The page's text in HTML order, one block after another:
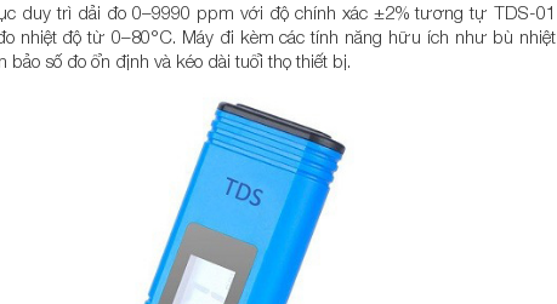
duy trì dải đo 0–9990 ppm với độ chính xác ±2% tương tự TDS-01
nhiệt độ từ 0–80°C. Máy đi kèm các tính năng hữu ích như bù nhiệt
số đo ổn định và kéo dài tuổi thọ thiết bị.